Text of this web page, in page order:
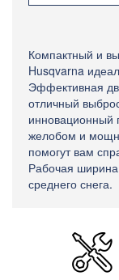
Компактный и
Husqvarna
Эффективная
отличный
инновационный
желобом и
помогут вам
Рабочая ширина
среднего снега.